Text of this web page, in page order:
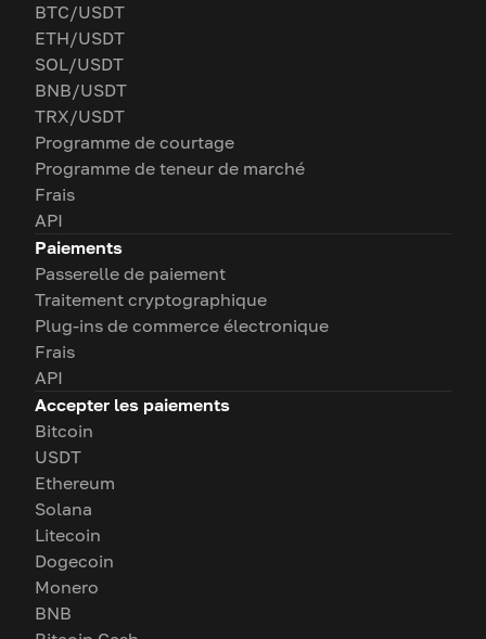
BTC/USDT
ETH/USDT
SOL/USDT
BNB/USDT
TRX/USDT
Programme de courtage
Programme de teneur de marché
Frais
API
Paiements
Passerelle de paiement
Traitement cryptographique
Plug-ins de commerce électronique
Frais
API
Accepter les paiements
Bitcoin
USDT
Ethereum
Solana
Litecoin
Dogecoin
Monero
BNB